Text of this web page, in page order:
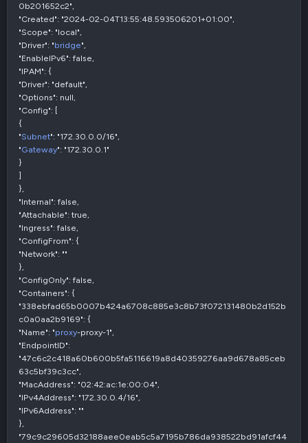
0b201652c2",
"Created": "2024-02-04T13:55:48.593506201+01:00",
"Scope": "local",
"Driver": "bridge",
"EnableIPv6": false,
"IPAM": {
"Driver": "default",
"Options": null,
"Config": [
{
"Subnet": "172.30.0.0/16",
"Gateway": "172.30.0.1"
}
]
},
"Internal": false,
"Attachable": true,
"Ingress": false,
"ConfigFrom": {
"Network": ""
},
"ConfigOnly": false,
"Containers": {
"338ebfad65b0007b424a6708c885e3c8b73f072131480b2d152b
c0a0aa2b9169": {
"Name": "proxy-proxy-1",
"EndpointID":
"47c6c2c418a60b600b5fa5116619a8d40359276aa9d678a85ceb
63c5bf39c3cc",
"MacAddress": "02:42:ac:1e:00:04",
"IPv4Address": "172.30.0.4/16",
"IPv6Address": ""
},
"79c9c29605d32188aee0eab5c5a7195b786da938522bd91afcf44